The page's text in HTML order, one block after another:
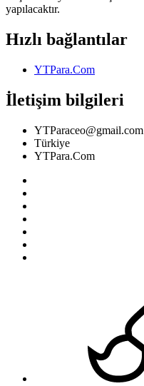
yapılacaktır.
Hızlı bağlantılar
YTPara.Com
İletişim bilgileri
YTParaceo@gmail.com
Türkiye
YTPara.Com